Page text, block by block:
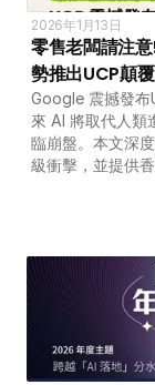
2026年1月13日
零售老闆請注
勢推出UCP顛
Google 震撼發布
來 AI 將取代人類
臨崩盤。本文深
級衝擊，並提供